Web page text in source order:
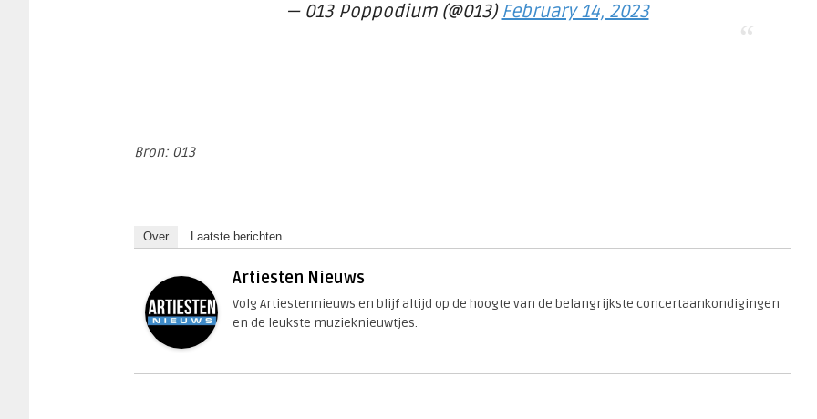
— 013 Poppodium (@013) February 14, 2023
Bron: 013
Over Laatste berichten
Artiesten Nieuws
Volg Artiestennieuws en blijf altijd op de hoogte van de belangrijkste concertaankondigingen
en de leukste muzieknieuwtjes.